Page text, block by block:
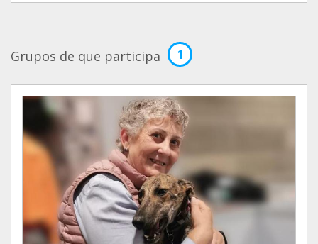
Grupos de que participa 1